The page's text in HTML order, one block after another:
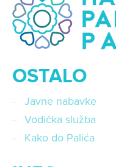
OSTALO
Javne nabavke
Vodička služba
Kako do Palića